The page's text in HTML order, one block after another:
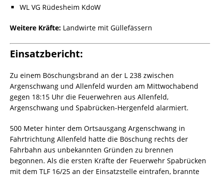
WL VG Rüdesheim KdoW
Weitere Kräfte: Landwirte mit Güllefässern
Einsatzbericht:
Zu einem Böschungsbrand an der L 238 zwischen
Argenschwang und Allenfeld wurden am Mittwochabend
gegen 18:15 Uhr die Feuerwehren aus Allenfeld,
Argenschwang und Spabrücken-Hergenfeld alarmiert.
500 Meter hinter dem Ortsausgang Argenschwang in
Fahrtrichtung Allenfeld hatte die Böschung rechts der
Fahrbahn aus unbekannten Gründen zu brennen
begonnen. Als die ersten Kräfte der Feuerwehr Spabrücken
mit dem TLF 16/25 an der Einsatzstelle eintrafen, brannte